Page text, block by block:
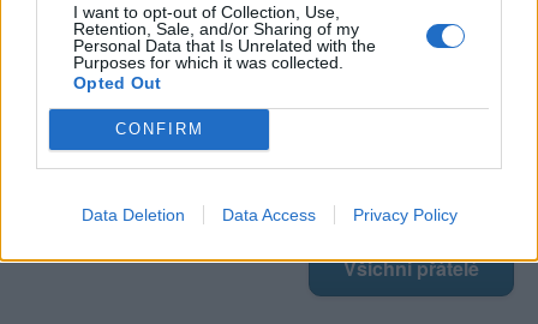
I want to opt-out of Collection, Use,
Retention, Sale, and/or Sharing of my
Personal Data that Is Unrelated with the
Purposes for which it was collected.
Opted Out
CONFIRM
Data Deletion Data Access Privacy Policy
Nemá žádné příspěvky
Moji nejnovější přátelé
Všichni přátelé